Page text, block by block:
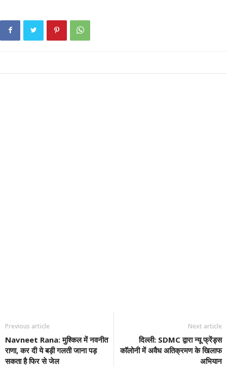
Previous article
Navneet Rana: मुश्किल में नवनीत
राणा, कर दी ये बड़ी गलती जाना पड़
सकता है फिर से जेल
Next article
दिल्ली: SDMC द्वारा न्यू फ्रेंड्स
कॉलोनी में अवैध अतिक्रमण के खिलाफ
अभियान